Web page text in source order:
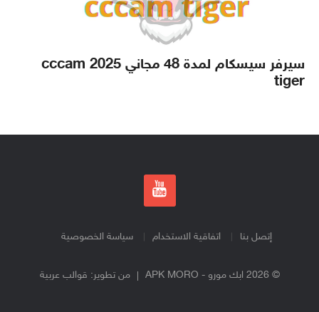
سيرفر سيسكام لمدة 48 مجاني 2025 cccam
tiger
إتصل بنا اتفاقية الاستخدام سياسة الخصوصية
© 2026 ابك مورو - APK MORO من تطوير: قوالب عربية